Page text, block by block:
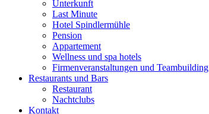
Unterkunft
Last Minute
Hotel Spindlermühle
Pension
Appartement
Wellness und spa hotels
Firmenveranstaltungen und Teambuilding
Restaurants und Bars
Restaurant
Nachtclubs
Kontakt